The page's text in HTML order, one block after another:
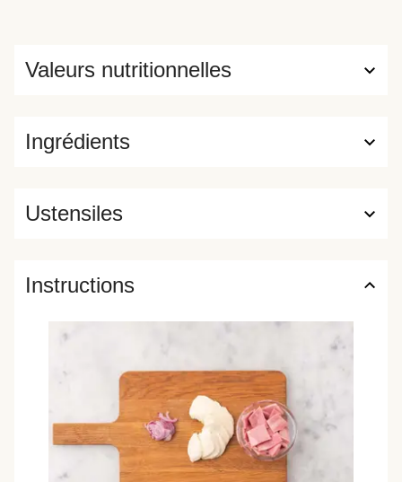
Ingrédients
Valeurs nutritionnelles
Ustensiles
Instructions